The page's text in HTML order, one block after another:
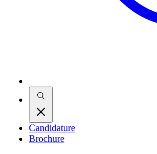
Candidature
Brochure